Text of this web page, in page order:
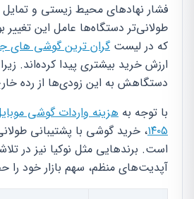
فشار نهادهای محیط زیستی و تمایل
طولانی‌تر دستگاه‌ها عامل این
که در لیستگران ترین گوشی های
ارزش خرید بیشتری پیدا کرده‌اند.
دستگاهش به این زودی‌ها از رده
با توجه به هزینه واردات گوشی
۱۴۰۵، خرید گوشی با پشتیبانی
است. برندهایی مثل نوکیا نیز در
آپدیت‌های منظم، سهم بازار خود را